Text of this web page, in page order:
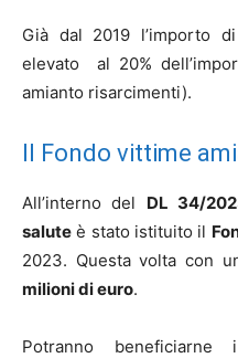
Già dal 2019 l’importo
elevato al 20%
amianto risarcimenti).
Il Fondo vittime
All’interno del DL 34/
salute è stato istituito il
2023. Questa volta con
milioni di euro.
Potranno